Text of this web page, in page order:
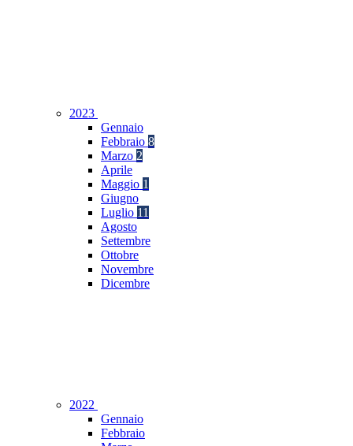
2023
Gennaio
Febbraio 8
Marzo 2
Aprile
Maggio 1
Giugno
Luglio 11
Agosto
Settembre
Ottobre
Novembre
Dicembre
2022
Gennaio
Febbraio